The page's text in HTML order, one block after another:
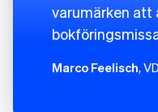
varumärken att
Marco Feelisch,